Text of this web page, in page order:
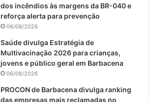
dos incêndios às margens da BR-040 e
reforça alerta para prevenção
06/08/2026
Saúde divulga Estratégia de
Multivacinação 2026 para crianças,
jovens e público geral em Barbacena
06/08/2026
PROCON de Barbacena divulga ranking
das empresas mais reclamadas no